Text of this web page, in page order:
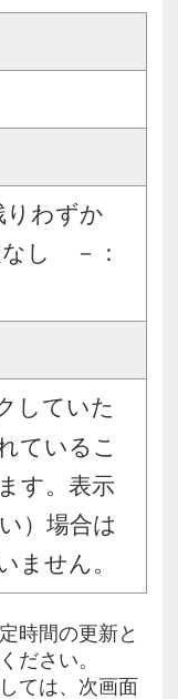
りわずか
し －：
していた
ているこ
す。表示
）場合は
ません。
時間の更新と
ださい。
ては、次画面